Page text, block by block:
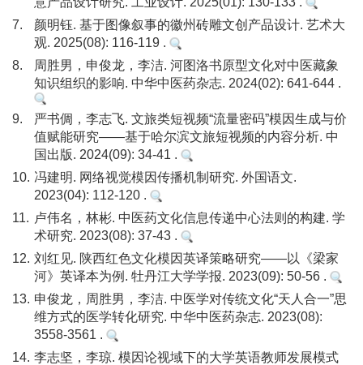
7.
颜明钰. 基于图像叙事的徽州砖雕文创产品设计. 艺术大
观. 2025(08): 116-119 .
8.
周胜男，申俊龙，李洁. 河图洛书原型文化对中医藏象
知识组织的影响. 中华中医药杂志. 2024(02): 641-644 .
9.
严书倜，李志飞. 文旅类短视频“流量密码”模因生成与价
值赋能研究——基于哈尔滨文旅短视频的内容分析. 中
国出版. 2024(09): 34-41 .
10. 冯建明. 网络视觉模因传播机制研究. 外国语文.
2023(04): 112-120 .
11. 卢伟名，林彬. 中医药文化信息传递中心法则的构建. 学
术研究. 2023(08): 37-43 .
12. 刘红见. 陕西红色文化模因英译策略研究——以《梁家
河》英译本为例. 牡丹江大学学报. 2023(09): 50-56 .
13. 申俊龙，周胜男，李洁. 中医学对传统文化“天人合一”思
维方式的医学转化研究. 中华中医药杂志. 2023(08):
3558-3561 .
14. 李志坚，李琼. 模因论视域下的大学英语教师发展模式